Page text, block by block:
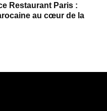
Restaurant Paris :
au cœur de la